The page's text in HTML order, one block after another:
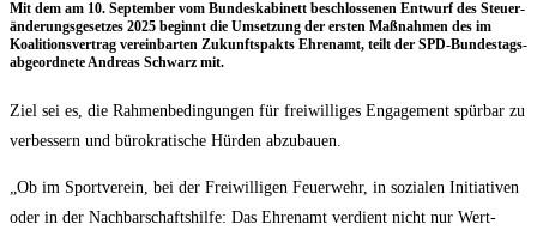
Mit dem am 10. Sep­tem­ber vom Bun­des­ka­bi­nett beschlos­se­nen Ent­wurf des Steu­er­
än­de­rungs­ge­set­zes 2025 beginnt die Umset­zung der ers­ten Maß­nah­men des im
Koali­ti­ons­ver­trag ver­ein­bar­ten Zukunfts­pakts Ehren­amt, teilt der SPD-Bun­des­tags­
ab­ge­ord­ne­te Andre­as Schwarz mit.
Ziel sei es, die Rah­men­be­din­gun­gen für frei­wil­li­ges Enga­ge­ment spür­bar zu
ver­bes­sern und büro­kra­ti­sche Hür­den abzubauen.
„Ob im Sport­ver­ein, bei der Frei­wil­li­gen Feu­er­wehr, in sozia­len Initia­ti­ven
oder in der Nach­bar­schafts­hil­fe: Das Ehren­amt ver­dient nicht nur Wert­